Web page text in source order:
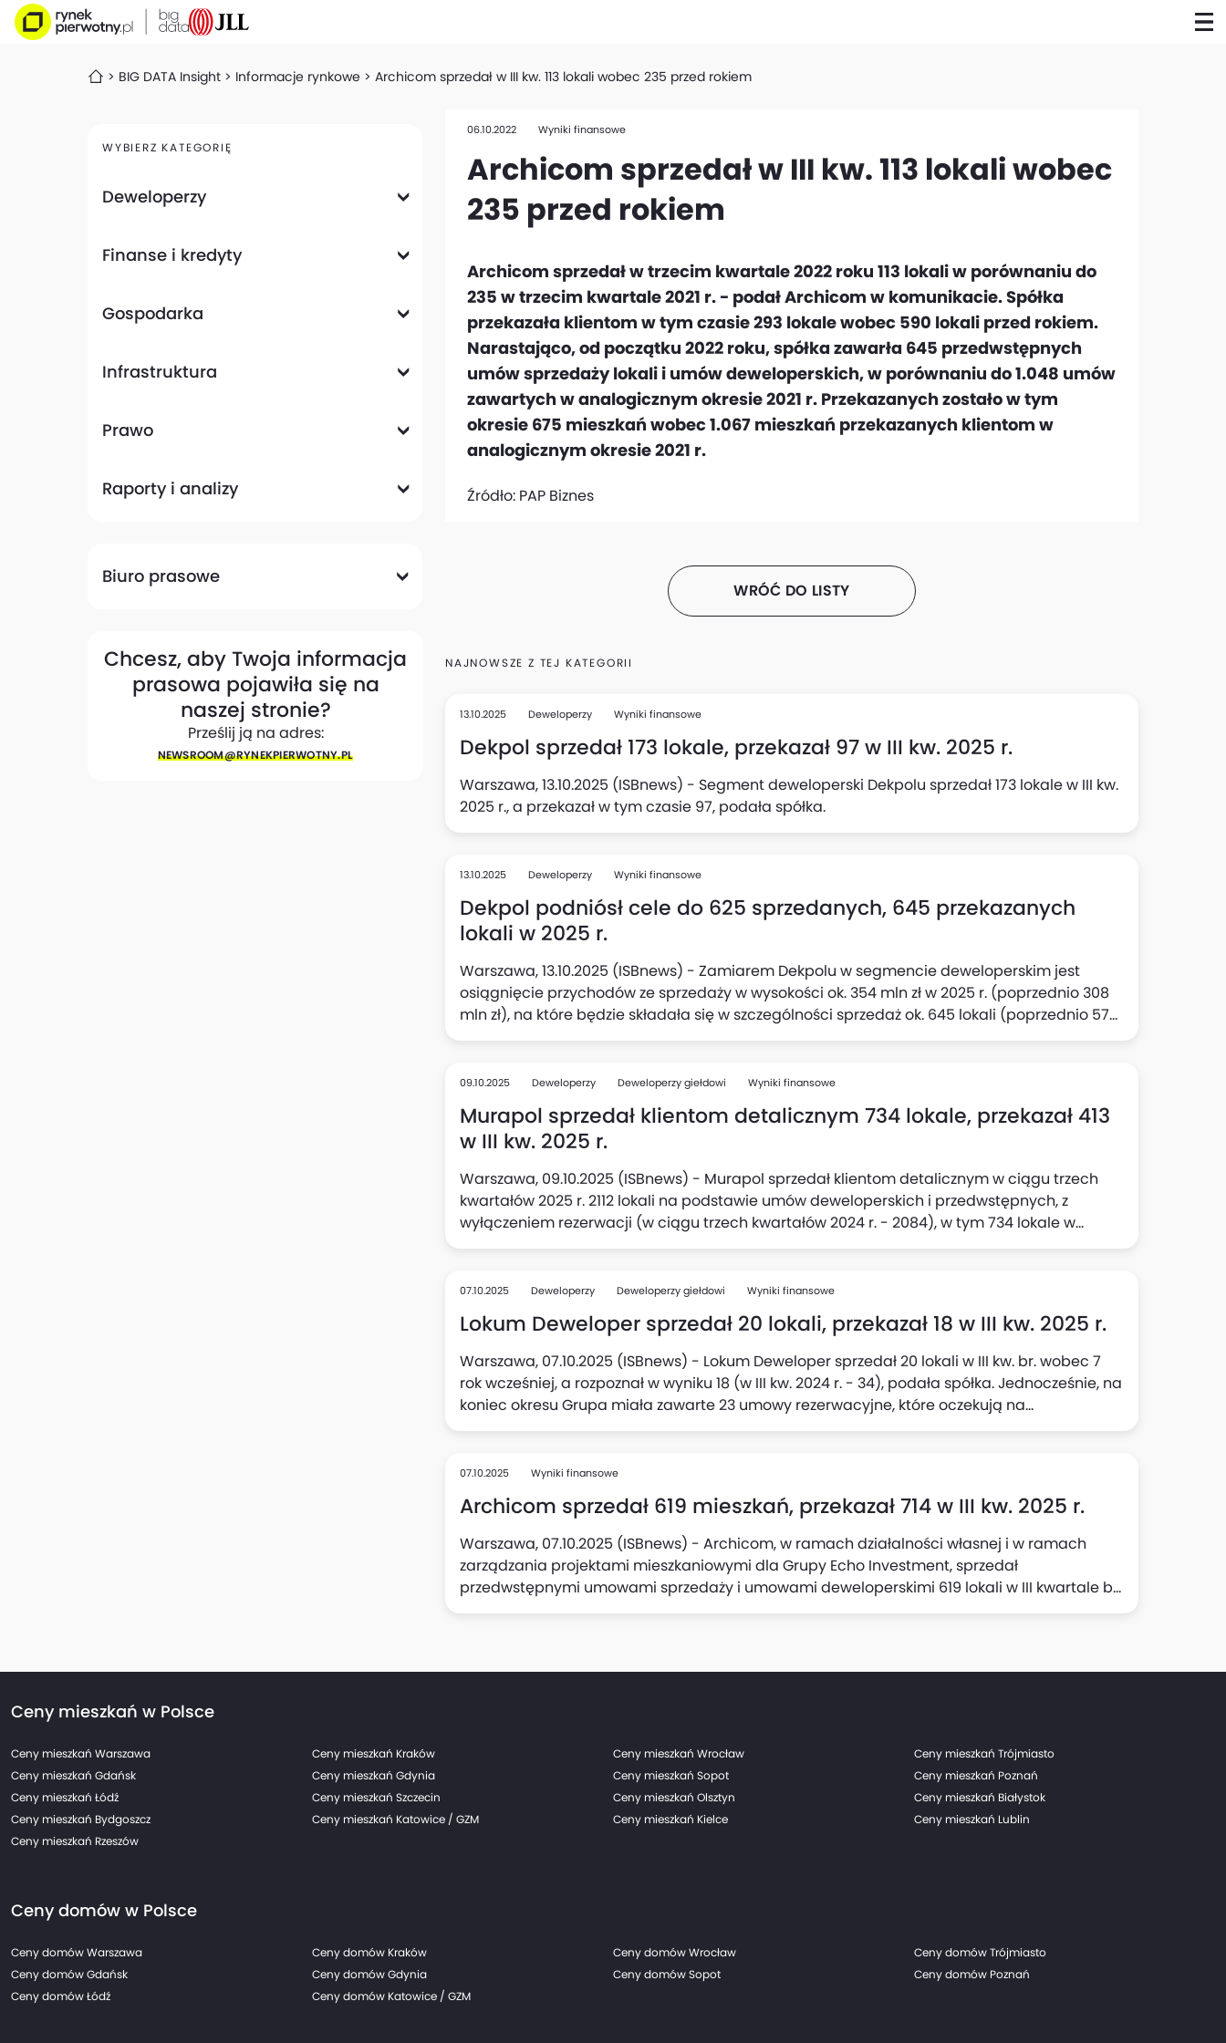
BIG DATA Insight Informacje rynkowe Archicom sprzedał w III kw. 113 lokali wobec 235 przed rokiem
WYBIERZ KATEGORIĘ
Deweloperzy
Finanse i kredyty
Gospodarka
Infrastruktura
Prawo
Raporty i analizy
Biuro prasowe
Chcesz, aby Twoja informacja
prasowa pojawiła się na
naszej stronie?
Prześlij ją na adres:
NEWSROOM@​RYNEKPIERWOTNY.PL
06.10.2022 Wyniki finansowe
Archicom sprzedał w III kw. 113 lokali wobec
235 przed rokiem
Archicom sprzedał w trzecim kwartale 2022 roku 113 lokali w porównaniu do
235 w trzecim kwartale 2021 r. - podał Archicom w komunikacie. Spółka
przekazała klientom w tym czasie 293 lokale wobec 590 lokali przed rokiem.
Narastająco, od początku 2022 roku, spółka zawarła 645 przedwstępnych
umów sprzedaży lokali i umów deweloperskich, w porównaniu do 1.048 umów
zawartych w analogicznym okresie 2021 r. Przekazanych zostało w tym
okresie 675 mieszkań wobec 1.067 mieszkań przekazanych klientom w
analogicznym okresie 2021 r.
Źródło: PAP Biznes
WRÓĆ DO LISTY
NAJNOWSZE Z TEJ KATEGORII
13.10.2025 Deweloperzy Wyniki finansowe
Dekpol sprzedał 173 lokale, przekazał 97 w III kw. 2025 r.
Warszawa, 13.10.2025 (ISBnews) - Segment deweloperski Dekpolu sprzedał 173 lokale w III kw.
2025 r., a przekazał w tym czasie 97, podała spółka.
13.10.2025 Deweloperzy Wyniki finansowe
Dekpol podniósł cele do 625 sprzedanych, 645 przekazanych
lokali w 2025 r.
Warszawa, 13.10.2025 (ISBnews) - Zamiarem Dekpolu w segmencie deweloperskim jest
osiągnięcie przychodów ze sprzedaży w wysokości ok. 354 mln zł w 2025 r. (poprzednio 308
mln zł), na które będzie składała się w szczególności sprzedaż ok. 645 lokali (poprzednio 570
lokali) rozpoznana w wyniku finansowym, natomiast aktualny cel w odniesieniu do
wynosi 625 lokali (poprzednio 510 lokali), podała spółka.
09.10.2025 Deweloperzy Deweloperzy giełdowi Wyniki finansowe
Murapol sprzedał klientom detalicznym 734 lokale, przekazał 413
w III kw. 2025 r.
Warszawa, 09.10.2025 (ISBnews) - Murapol sprzedał klientom detalicznym w ciągu trzech
kwartałów 2025 r. 2112 lokali na podstawie umów deweloperskich i przedwstępnych, z
wyłączeniem rezerwacji (w ciągu trzech kwartałów 2024 r. - 2084), w tym 734 lokale w
samym III kwartale wobec 692 rok wcześniej. Ponadto, na koniec okresu Grupa posiadała
sprzedaż netto do klientów detalicznych za trzy kwartały 2025 r. wyniosła 2237 - umowy
deweloperskie, przedwstępne oraz opłacone umowy rezerwacyjne, po wyeliminowaniu
rezygnacji (za trzy kwartały 2024 r. - 2234), podała spółka.
07.10.2025 Deweloperzy Deweloperzy giełdowi Wyniki finansowe
Lokum Deweloper sprzedał 20 lokali, przekazał 18 w III kw. 2025 r.
Warszawa, 07.10.2025 (ISBnews) - Lokum Deweloper sprzedał 20 lokali w III kw. br. wobec 7
rok wcześniej, a rozpoznał w wyniku 18 (w III kw. 2024 r. - 34), podała spółka. Jednocześnie, na
koniec okresu Grupa miała zawarte 23 umowy rezerwacyjne, które oczekują na
przekształcenie w umowy przedwstępne lub deweloperskie.
07.10.2025 Wyniki finansowe
Archicom sprzedał 619 mieszkań, przekazał 714 w III kw. 2025 r.
Warszawa, 07.10.2025 (ISBnews) - Archicom, w ramach działalności własnej i w ramach
zarządzania projektami mieszkaniowymi dla Grupy Echo Investment, sprzedał
przedwstępnymi umowami sprzedaży i umowami deweloperskimi 619 lokali w III kwartale br.
(z czego 95 umów to bezpośrednio sprzedaż Grupy Echo realizowana przez Grupę
Grupy Echo realizowane przez Grupę Archicom), w porównaniu do 341 lokali przekazanych w
Ceny mieszkań w Polsce
Ceny mieszkań Warszawa Ceny mieszkań Kraków Ceny mieszkań Wrocław
Ceny mieszkań Trójmiasto
Ceny mieszkań Gdańsk
Ceny mieszkań Gdynia Ceny mieszkań Sopot
Ceny mieszkań Poznań
Ceny mieszkań Łódź
Ceny mieszkań Szczecin Ceny mieszkań Olsztyn
Ceny mieszkań Białystok
Ceny mieszkań Bydgoszcz
Ceny mieszkań Katowice / GZM Ceny mieszkań Kielce
Ceny mieszkań Lublin
Ceny mieszkań Rzeszów
Ceny domów w Polsce
Ceny domów Warszawa Ceny domów Kraków Ceny domów Wrocław
Ceny domów Trójmiasto
Ceny domów Gdańsk
Ceny domów Gdynia Ceny domów Sopot
Ceny domów Poznań
Ceny domów Łódź
Ceny domów Katowice / GZM